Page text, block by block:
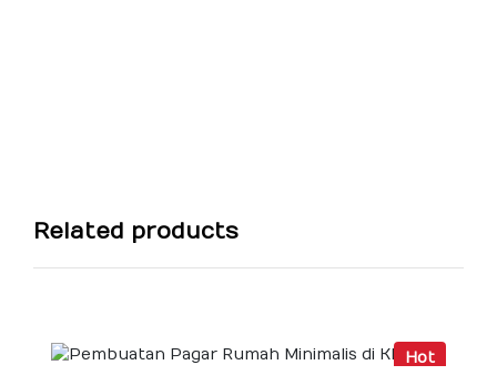
Related products
Hot